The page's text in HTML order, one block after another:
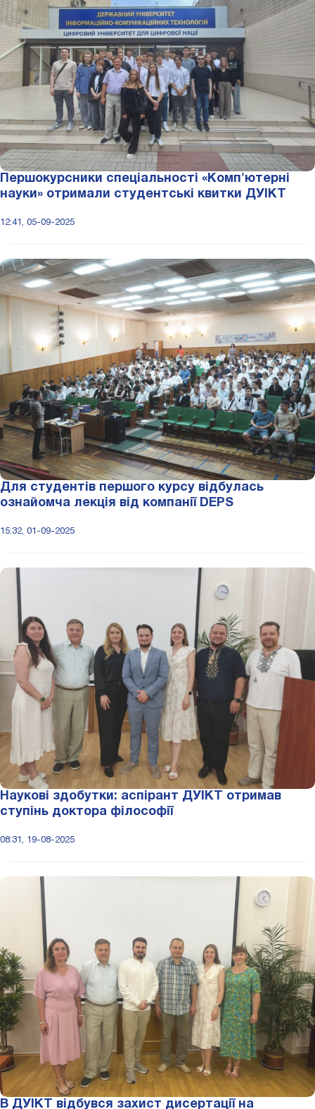
Першокурсники спеціальності «Комп'ютерні
науки» отримали студентські квитки ДУІКТ
12:41, 05-09-2025
Для студентів першого курсу відбулась
ознайомча лекція від компанії DEPS
15:32, 01-09-2025
Наукові здобутки: аспірант ДУІКТ отримав
ступінь доктора філософії
08:31, 19-08-2025
В ДУІКТ відбувся захист дисертації на